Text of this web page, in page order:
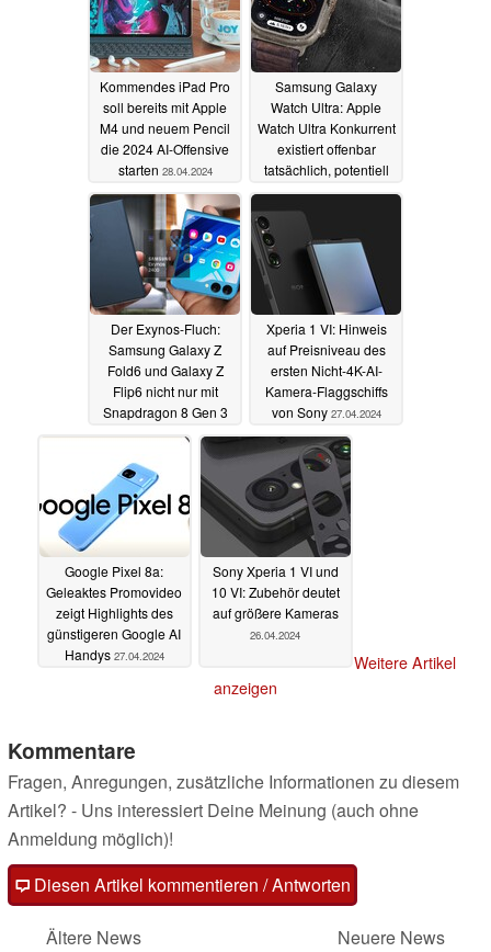
01.05.2024
Kommendes iPad Pro
soll bereits mit Apple
M4 und neuem Pencil
die 2024 AI-Offensive
starten 28.04.2024
Samsung Galaxy
Watch Ultra: Apple
Watch Ultra Konkurrent
existiert offenbar
tatsächlich, potentiell
mit Blutzucker-Monitor
28.04.2024
Der Exynos-Fluch:
Samsung Galaxy Z
Fold6 und Galaxy Z
Flip6 nicht nur mit
Snapdragon 8 Gen 3
laut Industrie-Insider
Xperia 1 VI: Hinweis
auf Preisniveau des
ersten Nicht-4K-AI-
Kamera-Flaggschiffs
von Sony 27.04.2024
Google Pixel 8a:
Geleaktes Promovideo
zeigt Highlights des
günstigeren Google AI
Handys 27.04.2024
Sony Xperia 1 VI und
10 VI: Zubehör deutet
auf größere Kameras
26.04.2024
Weitere Artikel
anzeigen
Kommentare
Fragen, Anregungen, zusätzliche Informationen zu diesem
Artikel? - Uns interessiert Deine Meinung (auch ohne
Anmeldung möglich)!
Diesen Artikel kommentieren / Antworten
Ältere News
Neuere News